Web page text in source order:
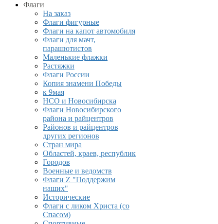
Флаги
На заказ
Флаги фигурные
Флаги на капот автомобиля
Флаги для мачт,
парашютистов
Маленькие флажки
Растяжки
Флаги России
Копия знамени Победы
к 9мая
НСО и Новосибирска
Флаги Новосибирского
района и райцентров
Районов и райцентров
других регионов
Стран мира
Областей, краев, республик
Городов
Военные и ведомств
Флаги Z "Поддержим
наших"
Исторические
Флаги с ликом Христа (со
Спасом)